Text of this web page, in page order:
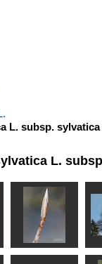
L. subsp. sylvatica
L.